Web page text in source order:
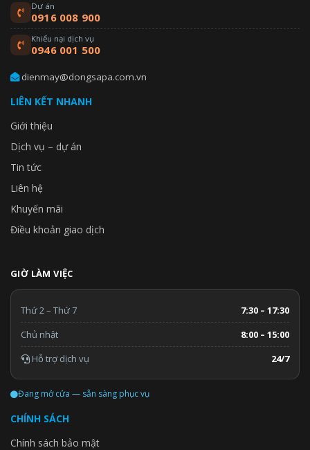
Dự án
0916 008 900
Khiếu nại dịch vụ
0946 001 500
dienmay@dongsapa.com.vn
LIÊN KẾT NHANH
Giới thiệu
Dịch vụ – dự án
Tin tức
Liên hệ
Khuyến mãi
Điều khoản giao dịch
GIỜ LÀM VIỆC
Thứ 2 – Thứ 7
7:30 – 17:30
Chủ nhật
8:00 – 15:00
Hỗ trợ dịch vụ
24/7
Đang mở cửa — sẵn sàng phục vụ
CHÍNH SÁCH
Chính sách bảo mật